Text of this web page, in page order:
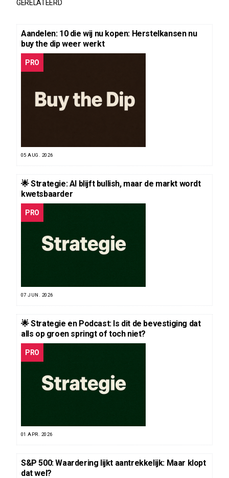
GERELATEERD
Aandelen: 10 die wij nu kopen: Herstelkansen nu
buy the dip weer werkt
PRO
05 AUG. 2026
🌟 Strategie: AI blijft bullish, maar de markt wordt
kwetsbaarder
PRO
07 JUN. 2026
🌟 Strategie en Podcast: Is dit de bevestiging dat
alls op groen springt of toch niet?
PRO
01 APR. 2026
S&P 500: Waardering lijkt aantrekkelijk: Maar klopt
dat wel?